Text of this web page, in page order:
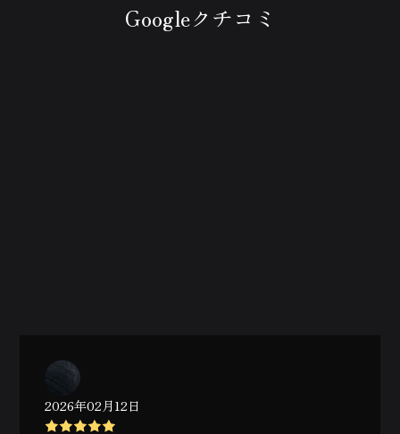
Googleクチコミ
2026年02月12日